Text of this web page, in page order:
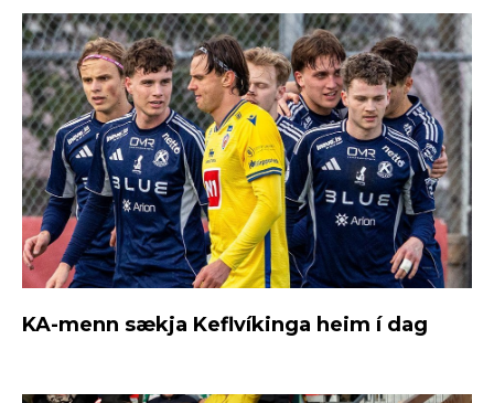
KA-menn sækja Keflvíkinga heim í dag